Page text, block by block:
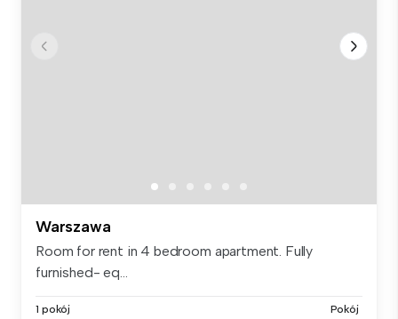
Warszawa
Room for rent in 4 bedroom apartment. Fully
furnished- eq...
1 pokój Pokój